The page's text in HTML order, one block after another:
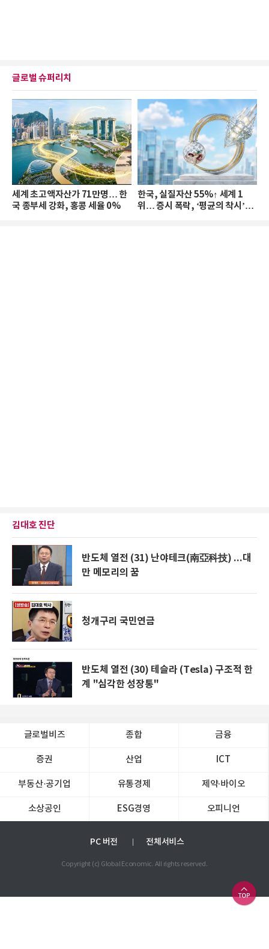
글로벌 슈퍼리치
세계 초고액자산가 71만명… 한
국 종부세 강화, 홍콩 세율 0%
한국, 실질자산 55%↑ 세계 1
위… 증시 폭락, ‘평균의 착시’와
김대호 진단
반도체 열전 (31) 난야테크(南亞科技) ...대
만 메모리의 꿈
청개구리 국민연금
반도체 열전 (30) 테슬라 (Tesla) 구조적 한
계 "심각한 성장통"
글로벌비즈 종합 금융
증권 산업 ICT
부동산·공기업 유통경제 제약∙바이오
소상공인 ESG경영 오피니언
PC 버전 전체서비스
Copyright (c) Global Economic. All rights reserved.